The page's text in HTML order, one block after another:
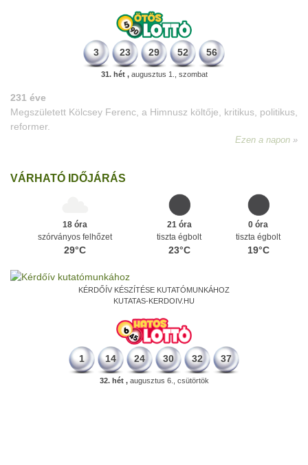
3 23 29 52 56
31. hét ,augusztus 1., szombat
VÁRHATÓ IDŐJÁRÁS
18 óra
szórványos felhőzet
29°C
21 óra
tiszta égbolt
23°C
0 óra
tiszta égbolt
19°C
KÉRDŐÍV KÉSZÍTÉSE KUTATÓMUNKÁHOZ
KUTATAS-KERDOIV.HU
1 14 24 30 32 37
32. hét ,augusztus 6., csütörtök